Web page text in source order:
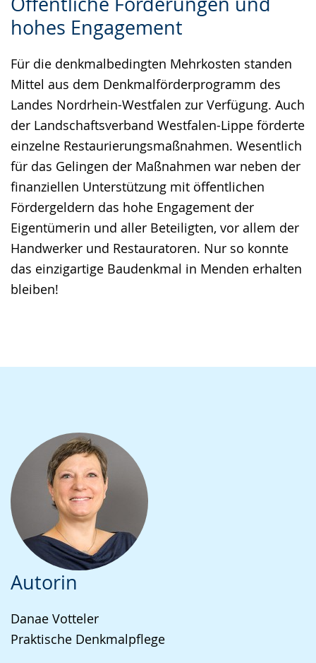
hohes Engagement
Für die denkmalbedingten Mehrkosten standen
Mittel aus dem Denkmalförderprogramm des
Landes Nordrhein-Westfalen zur Verfügung. Auch
der Landschaftsverband Westfalen-Lippe förderte
einzelne Restaurierungsmaßnahmen. Wesentlich
für das Gelingen der Maßnahmen war neben der
finanziellen Unterstützung mit öffentlichen
Fördergeldern das hohe Engagement der
Eigentümerin und aller Beteiligten, vor allem der
Handwerker und Restauratoren. Nur so konnte
das einzigartige Baudenkmal in Menden erhalten
bleiben!
Leichten
Sprache
Audio-
Unterstützung.
Video
in
Gebärdensprache
wird
angezeigt.
Autorin
Danae Votteler
Praktische Denkmalpflege